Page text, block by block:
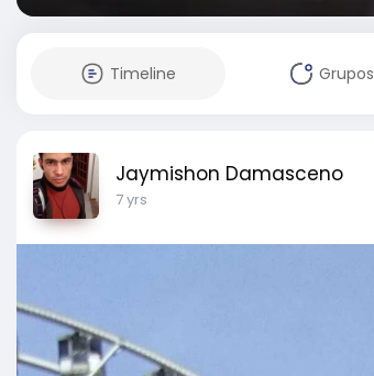
Timeline Grupos
Jaymishon Damasceno
7 yrs